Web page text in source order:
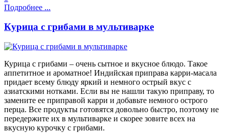
Подробнее ...
Курица с грибами в мультиварке
Курица с грибами – очень сытное и вкусное блюдо. Такое
аппетитное и ароматное! Индийская приправа карри-масала
придает всему блюду яркий и немного острый вкус с
азиатскими нотками. Если вы не нашли такую приправу, то
замените ее приправой карри и добавьте немного острого
перца. Все продукты готовятся довольно быстро, поэтому не
передержите их в мультиварке и скорее зовите всех на
вкусную курочку с грибами.